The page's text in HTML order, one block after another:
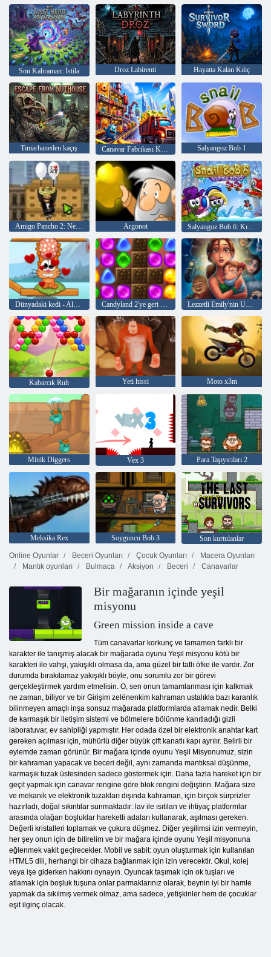
Son Kahraman: İstila Droz Labirenti Hayatta Kalan Kılıç
Tımarhaneden kaçış Salyangoz Bob 1
Amigo Pancho 2: New York Partisi Argonot Salyangoz Bob 6: Kış Hikayesi
Dünyadaki kedi - Alpine Lakes Candyland 2'ye geri dön Lezzetli Emily'nin Umutlar ve Korkular
Kabarcık Ruh Yeti hissi Moto x3m
Minik Diggers Vex 3 Para Taşıyıcıları 2
Meksika Rex Soyguncu Bob 3
Son kurtulanlar
Online Oyunlar
Beceri Oyunları Çocuk Oyunları
Macera Oyunları
Mantık oyunları
Bulmaca Aksiyon Beceri Canavarlar
Bir mağaranın içinde yeşil
misyonu
Green mission inside a cave
Tüm canavarlar korkunç ve tamamen farklı bir
karakter ile tanışmış alacak bir mağarada oyunu Yeşil misyonu kötü bir
karakteri ile vahşi, yakışıklı olmasa da, ama güzel bir tatlı öfke ile vardır. Zor
durumda bırakılamaz yakışıklı böyle, onu sorumlu zor bir görevi
gerçekleştirmek yardım etmelisin. O, sen onun tamamlanması için kalkmak
ne zaman, biliyor ve bir Girişim zelёnenkim kahraman ustalıkla bazı karanlık
bilinmeyen amaçlı inşa sonsuz mağarada platformlarda atlamak nedir. Belki
de karmaşık bir iletişim sistemi ve bölmelere bölünme kanıtladığı gizli
laboratuvar, ev sahipliği yapmıştır. Her odada özel bir elektronik anahtar kart
gereken açılması için, mühürlü diğer büyük çift kanatlı kapı ayrılır. Belirli bir
eylemde zaman görünür. Bir mağara içinde oyunu Yeşil Misyonumuz, sizin
bir kahraman yapacak ve beceri değil, aynı zamanda mantıksal düşünme,
karmaşık tuzak üstesinden sadece göstermek için. Daha fazla hareket için bir
geçit yapmak için canavar rengine göre blok rengini değiştirin. Mağara size
ve mekanik ve elektronik tuzakları dışında kahraman, için birçok sürprizler
hazırladı, doğal sıkıntılar sunmaktadır: lav ile ısıtılan ve ihtiyaç platformlar
arasında olağan boşluklar hareketli adaları kullanarak, aşılması gereken.
Değerli kristalleri toplamak ve çukura düşmez. Diğer yeşilimsi izin vermeyin,
her şey onun için de bitirelim ve bir mağara içinde oyunu Yeşil misyonuna
eğlenmek vakit geçirecekler. Mobil ve sabit: oyun oluşturmak için kullanılan
HTML5 dili, herhangi bir cihaza bağlanmak için izin verecektir. Okul, kolej
veya işe giderken hakkını oynayın. Oyuncak taşımak için ok tuşları ve
atlamak için boşluk tuşuna onlar parmaklarınız olarak, beynin iyi bir hamle
yapmak da sıkılmış vermek olmaz, ama sadece, yetişkinler hem de çocuklar
eşit ilginç olacak.